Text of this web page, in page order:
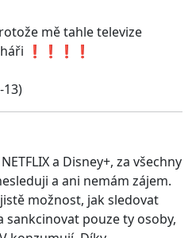
mě tahle televize
❗❗❗❗
13)
a Disney+, za všechny
a ani nemám zájem.
možnost, jak sledovat
pouze ty osoby,